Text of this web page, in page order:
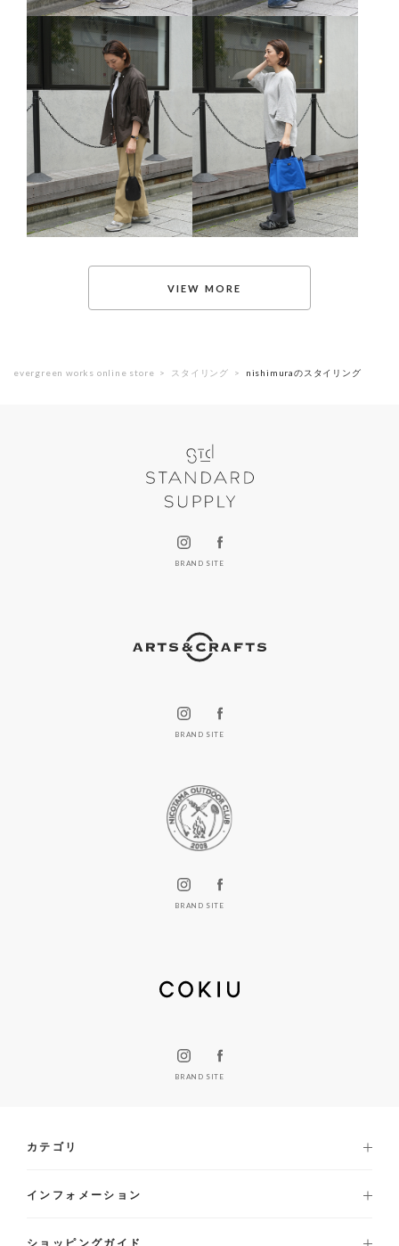
evergreen works online store スタイリング nishimuraのスタイリング
BRAND SITE
BRAND SITE
BRAND SITE
BRAND SITE
カテゴリ
インフォメーション
ショッピングガイド